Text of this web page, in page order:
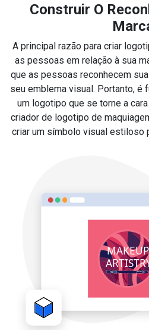
Construir O
A principal razão para criar
as pessoas em relação à sua
que as pessoas reconhecem
seu emblema visual. Portanto, é
um logotipo que se torne a
criador de logotipo de
criar um símbolo visual estiloso